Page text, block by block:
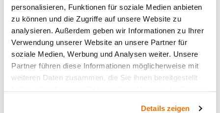
personalisieren, Funktionen für soziale Medien anbieten
zu können und die Zugriffe auf unsere Website zu
analysieren. Außerdem geben wir Informationen zu Ihrer
Verwendung unserer Website an unsere Partner für
soziale Medien, Werbung und Analysen weiter. Unsere
Partner führen diese Informationen möglicherweise mit
weiteren Daten zusammen, die Sie ihnen bereitgestellt
Details zeigen